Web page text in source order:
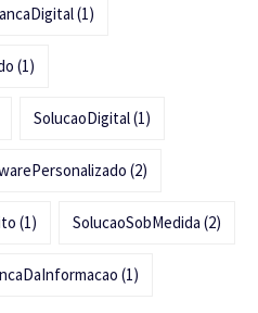
(1)
(1)
SolucaoDigital(1)
(2)
(1) SolucaoSobMedida (2)
(1)